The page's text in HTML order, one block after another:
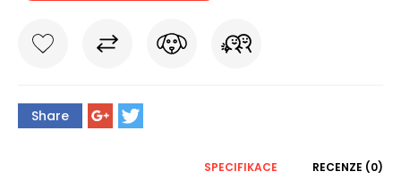
Share
SPECIFIKACE RECENZE (0)